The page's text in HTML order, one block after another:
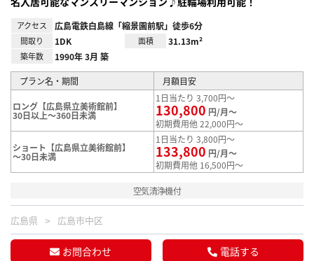
アクセス 広島電鉄白島線「縮景園前駅」徒歩6分
間取り 1DK 面積 31.13m²
築年数 1990年 3月 築
プラン名・期間 月額目安
ロング【広島県立美術館前】
30日以上～360日未満
1日当たり 3,700円～
130,800 円/月～
初期費用他 22,000円～
ショート【広島県立美術館前】
～30日未満
1日当たり 3,800円～
133,800 円/月～
初期費用他 16,500円～
空気清浄機付
広島県 広島市中区
お問合わせ 電話する